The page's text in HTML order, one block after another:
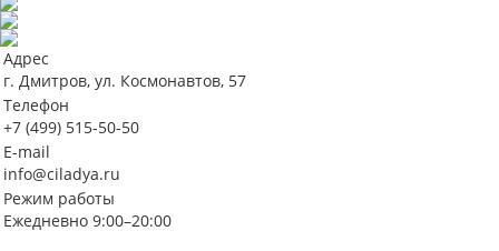
Адрес
г. Дмитров, ул. Космонавтов, 57
Телефон
+7 (499) 515-50-50
E-mail
info@ciladya.ru
Режим работы
Ежедневно 9:00–20:00